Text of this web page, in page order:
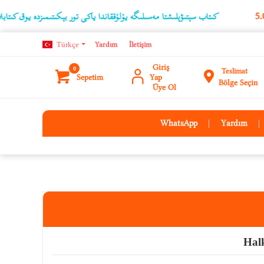
كىتاب سېتىۋېلىشتا مەسىلىگە يۇلۇققاندا ياكى تور بېكىتىمىزدە يوق كىتابلارنىڭ
Türkçe Yardım İletişim
Teslimat
Bölge Seçin
Giriş
Yap
Üye Ol
0
Sepetim
Yardım
WhatsApp